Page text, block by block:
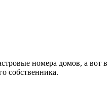
номера домов, а вот в
собственника.